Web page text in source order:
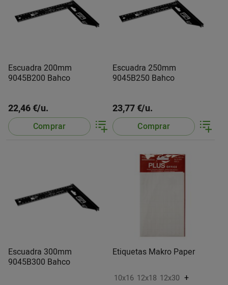
Escuadra 200mm
9045B200 Bahco
22,46 €/u.
Comprar
Escuadra 250mm
9045B250 Bahco
23,77 €/u.
Comprar
Escuadra 300mm
9045B300 Bahco
Etiquetas Makro Paper
10x16 12x18 12x30 +